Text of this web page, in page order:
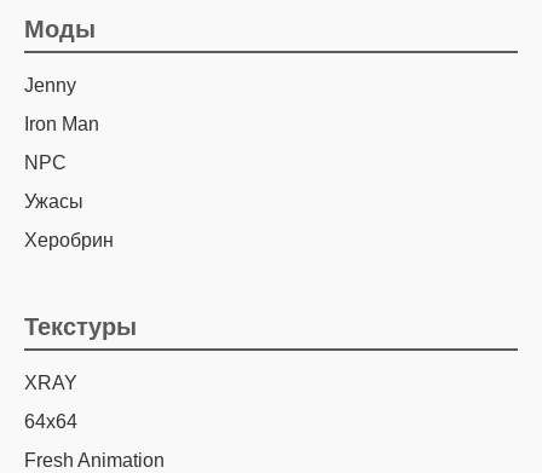
Моды
Jenny
Iron Man
NPC
Ужасы
Херобрин
Текстуры
XRAY
64х64
Fresh Animation